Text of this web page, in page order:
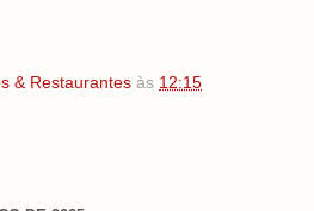
& Restaurantes às 12:15